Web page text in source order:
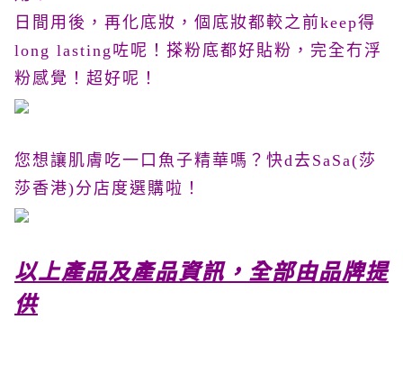
日間用後，再化底妝，個底妝都較之前keep得
long lasting咗呢！搽粉底都好貼粉，完全冇浮
粉感覺！超好呢！
您想讓肌膚吃一口魚子精華嗎？快d去SaSa(莎
莎香港)分店度選購啦！
以上產品及產品資訊，全部由品牌提
供